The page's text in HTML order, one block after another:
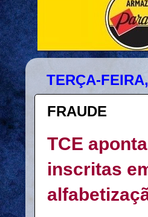
TERÇA-
FRAUDE
TCE
inscritas